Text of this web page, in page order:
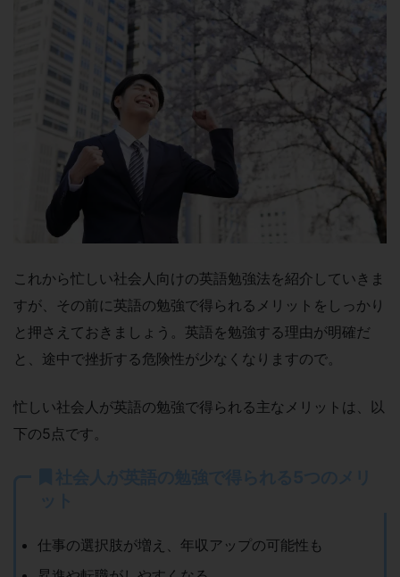
これから忙しい社会人向けの英語勉強法を紹介していきま
すが、その前に英語の勉強で得られるメリットをしっかり
と押さえておきましょう。英語を勉強する理由が明確だ
と、途中で挫折する危険性が少なくなりますので。
忙しい社会人が英語の勉強で得られる主なメリットは、以
下の5点です。
仕事の選択肢が増え、年収アップの可能性も